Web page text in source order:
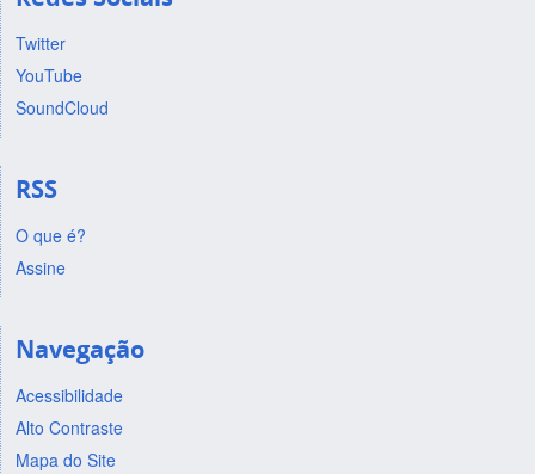
Twitter
YouTube
SoundCloud
RSS
O que é?
Assine
Navegação
Acessibilidade
Alto Contraste
Mapa do Site